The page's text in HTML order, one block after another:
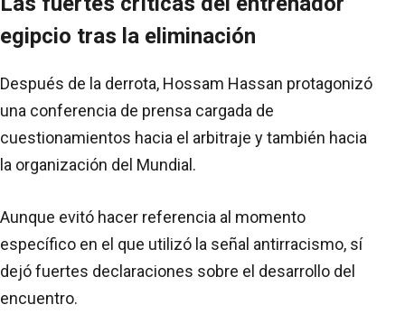
egipcio tras la eliminación
Después de la derrota, Hossam Hassan protagonizó
una conferencia de prensa cargada de
cuestionamientos hacia el arbitraje y también hacia
la organización del Mundial.
Aunque evitó hacer referencia al momento
específico en el que utilizó la señal antirracismo, sí
dejó fuertes declaraciones sobre el desarrollo del
encuentro.